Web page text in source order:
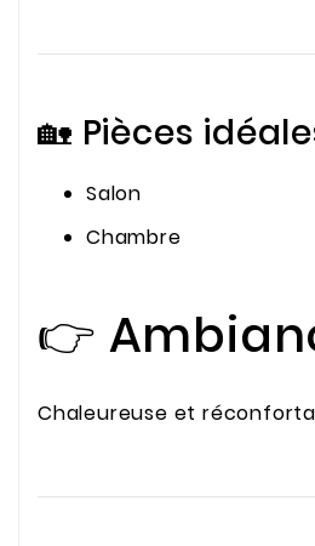
🏡 Pièces
Salon
Chambre
👉
Chaleureuse et